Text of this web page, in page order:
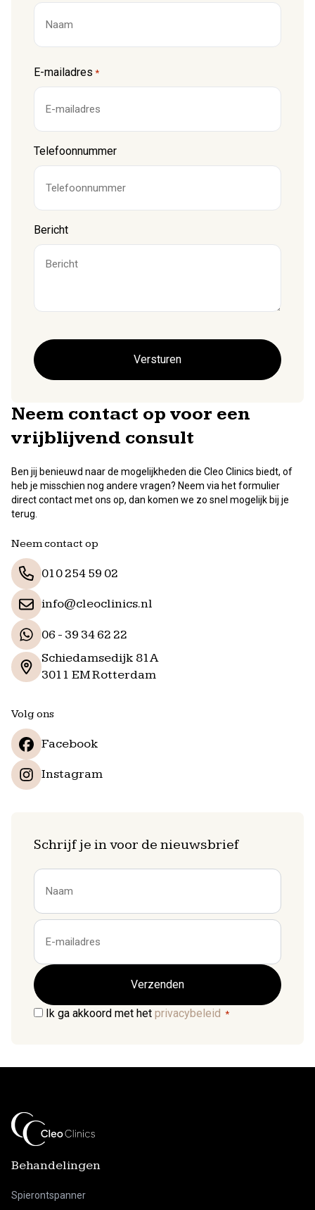
E-mailadres *
Telefoonnummer
Bericht
Neem contact op voor een
vrijblijvend consult
Ben jij benieuwd naar de mogelijkheden die Cleo Clinics biedt, of
heb je misschien nog andere vragen? Neem via het formulier
direct contact met ons op, dan komen we zo snel mogelijk bij je
terug.
Neem contact op
010 254 59 02
info@cleoclinics.nl
06 - 39 34 62 22
Schiedamsedijk 81A
3011 EM Rotterdam
Volg ons
Facebook
Instagram
Schrijf je in voor de nieuwsbrief
Consent
Ik ga akkoord met het privacybeleid *
Naam
Voornaam
E-
mailadres
Behandelingen
Spierontspanner